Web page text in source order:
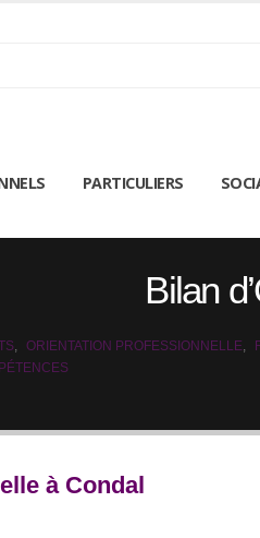
PARTICULIERS
Bilan
ORIENTATION PROFESSIONNELLE
à Condal